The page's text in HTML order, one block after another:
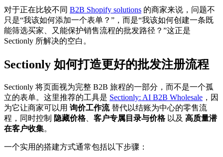
对于正在比较不同 B2B Shopify solutions 的商家来说，问题不
只是“我该如何添加一个表单？”，而是“我该如何创建一条既
能筛选买家、又能保护销售流程的批发路径？”这正是
Sectionly 所解决的空白。
Sectionly 如何打造更好的批发注册流程
Sectionly 将页面视为完整 B2B 旅程的一部分，而不是一个孤
立的表单。这里推荐的工具是 Sectionly: AI B2B Wholesale ，因
为它让商家可以用 询价工作流替代以结账为中心的零售流
程，同时控制 隐藏价格、 客户专属目录与价格以及 高质量潜
在客户收集。
一个实用的搭建方式通常包括以下步骤：